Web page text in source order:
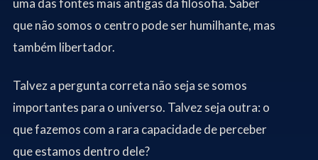
que não somos o centro pode ser humilhante, mas
também libertador.
Talvez a pergunta correta não seja se somos
importantes para o universo. Talvez seja outra: o
que fazemos com a rara capacidade de perceber
que estamos dentro dele?